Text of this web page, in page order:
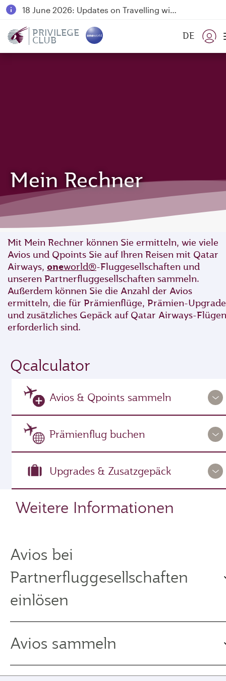
18 June 2026: Updates on Travelling with Power Banks
PRIVILEGE
CLUB DE
Mein Rechner
Mit Mein Rechner können Sie ermitteln, wie viele
Avios und Qpoints Sie auf Ihren Reisen mit Qatar
Airways, oneworld®-Fluggesellschaften und
unseren Partnerfluggesellschaften sammeln.
Außerdem können Sie die Anzahl der Avios
ermitteln, die für Prämienflüge, Prämien-
und zusätzliches Gepäck auf Qatar Airways-Flügen
erforderlich sind.
Qcalculator
Avios & Qpoints sammeln
Prämienflug buchen
Upgrades & Zusatzgepäck
Weitere Informationen
Avios bei
Partnerfluggesellschaften
einlösen
Avios sammeln